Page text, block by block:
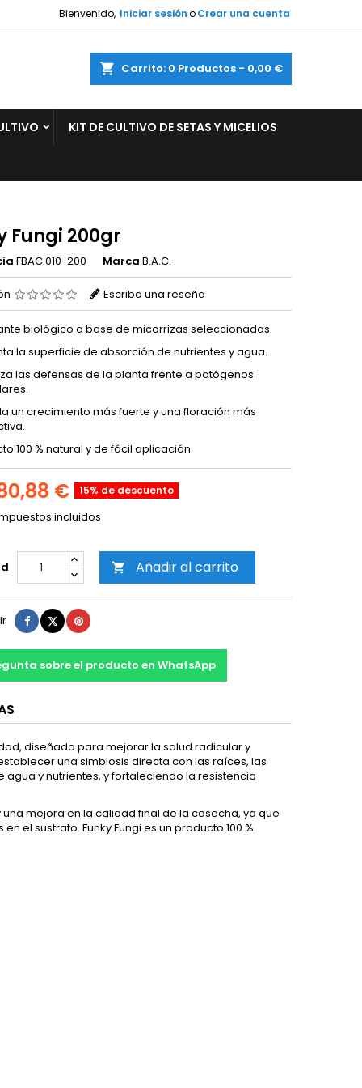
Bienvenido, Iniciar sesiónoCrear una cuenta
Carrito 0 Productos - 0,00 €
KIT DE CULTIVO DE SETAS Y MICELIOS
Fungi 200gr
FBAC.010-200 Marca B.A.C.
Escriba una reseña
biológico a base de micorrizas seleccionadas.
la superficie de absorción de nutrientes y agua.
las defensas de la planta frente a patógenos
un crecimiento más fuerte y una floración más
100 % natural y de fácil aplicación.
€ 15% de descuento
incluidos
 Añadir al carrito
Compartir
TuitearPinterest
sobre el producto en WhatsApp
diseñado para mejorar la salud radicular y
una simbiosis directa con las raíces, las
y nutrientes, y fortaleciendo la resistencia
mejora en la calidad final de la cosecha, ya que
el sustrato. Funky Fungi es un producto 100 %